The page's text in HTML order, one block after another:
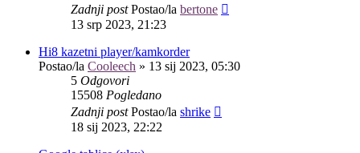
Zadnji postPostao/la bertone
13 srp 2023, 21:23
Hi8 kazetni player/kamkorder
Postao/la Cooleech » 13 sij 2023, 05:30
5 Odgovori
15508 Pogledano
Zadnji postPostao/la shrike
18 sij 2023, 22:22